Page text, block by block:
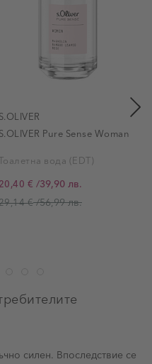
S.OLIVER
S.OLIVER Pure Sense Woman
вода (EDT)
Промо цена
20,40 € /39,90 лв.
€/56,99 лв.
силен. Впоследствие се